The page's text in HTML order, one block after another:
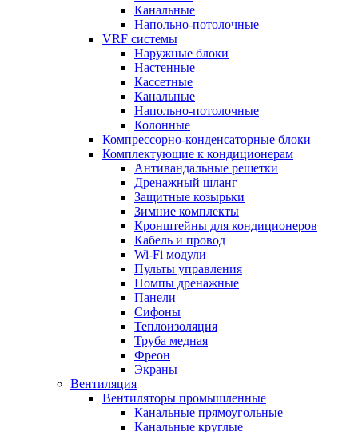
Канальные
Напольно-потолочные
VRF системы
Наружные блоки
Настенные
Кассетные
Канальные
Напольно-потолочные
Колонные
Компрессорно-конденсаторные блоки
Комплектующие к кондиционерам
Антивандальные решетки
Дренажный шланг
Защитные козырьки
Зимние комплекты
Кронштейны для кондиционеров
Кабель и провод
Wi-Fi модули
Пульты управления
Помпы дренажные
Панели
Сифоны
Теплоизоляция
Труба медная
Фреон
Экраны
Вентиляция
Вентиляторы промышленные
Канальные прямоугольные
Канальные круглые